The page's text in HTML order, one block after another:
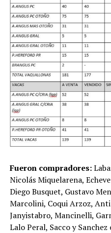
Fueron compradores:
Nicolás Miquelarena,
Diego Busquet, Gustavo
Marcolini, Coqui Arzoz,
Janyistabro, Mancinelli,
Lalo Peral, Sacco y